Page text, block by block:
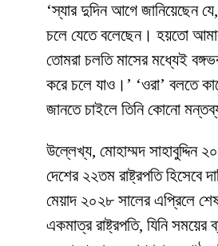
‘স্যার দুদিন আগে জানিয়েছেন
চলে যেতে বলেছেন। হয়তো
তোমরা চলতি মাসের মধ্যেই
করে চলে যাও।’ ‘ওরা’ বলতে
জানতে চাইলে তিনি কোনো
উল্লেখ্য, মোহাম্মদ সাহাবুদ্দিন
দেশের ২২তম রাষ্ট্রপতি হিসেবে
মেয়াদ ২০২৮ সালের এপ্রিলে
একমাত্র রাষ্ট্রপতি, যিনি সময়ের